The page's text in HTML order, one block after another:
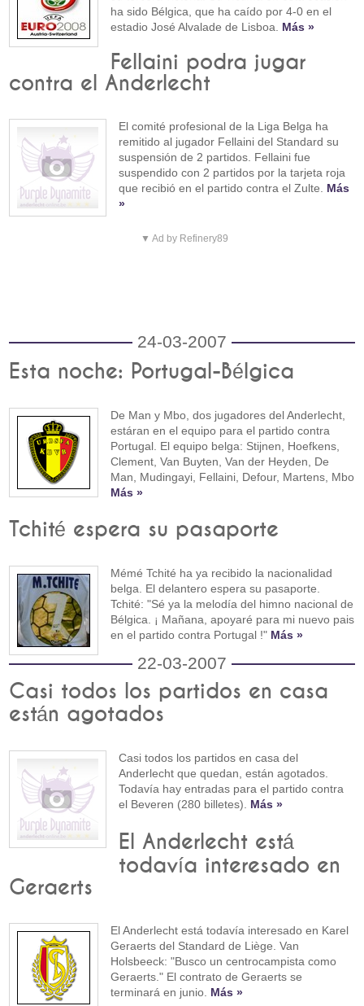
ha sido Bélgica, que ha caído por 4-0 en el
estadio José Alvalade de Lisboa. Más »
Fellaini podra jugar
contra el Anderlecht
El comité profesional de la Liga Belga ha
remitido al jugador Fellaini del Standard su
suspensión de 2 partidos. Fellaini fue
suspendido con 2 partidos por la tarjeta roja
que recibió en el partido contra el Zulte. Más
»
▼ Ad by Refinery89
24-03-2007
Esta noche: Portugal-Bélgica
De Man y Mbo, dos jugadores del Anderlecht,
estáran en el equipo para el partido contra
Portugal. El equipo belga: Stijnen, Hoefkens,
Clement, Van Buyten, Van der Heyden, De
Man, Mudingayi, Fellaini, Defour, Martens, Mbo
Más »
Tchité espera su pasaporte
Mémé Tchité ha ya recibido la nacionalidad
belga. El delantero espera su pasaporte.
Tchité: "Sé ya la melodía del himno nacional de
Bélgica. ¡ Mañana, apoyaré para mi nuevo pais
en el partido contra Portugal !" Más »
22-03-2007
Casi todos los partidos en casa
están agotados
Casi todos los partidos en casa del
Anderlecht que quedan, están agotados.
Todavía hay entradas para el partido contra
el Beveren (280 billetes). Más »
El Anderlecht está
todavía interesado en
Geraerts
El Anderlecht está todavía interesado en Karel
Geraerts del Standard de Liège. Van
Holsbeeck: "Busco un centrocampista como
Geraerts." El contrato de Geraerts se
terminará en junio. Más »